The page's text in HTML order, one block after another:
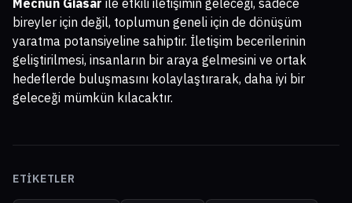
bireyler için değil, toplumun geneli için de dönüşüm
yaratma potansiyeline sahiptir. İletişim becerilerinin
geliştirilmesi, insanların bir araya gelmesini ve ortak
hedeflerde buluşmasını kolaylaştırarak, daha iyi bir
geleceği mümkün kılacaktır.
ETIKETLER